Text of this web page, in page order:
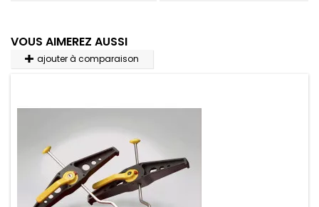
VOUS AIMEREZ AUSSI
ajouter à comparaison